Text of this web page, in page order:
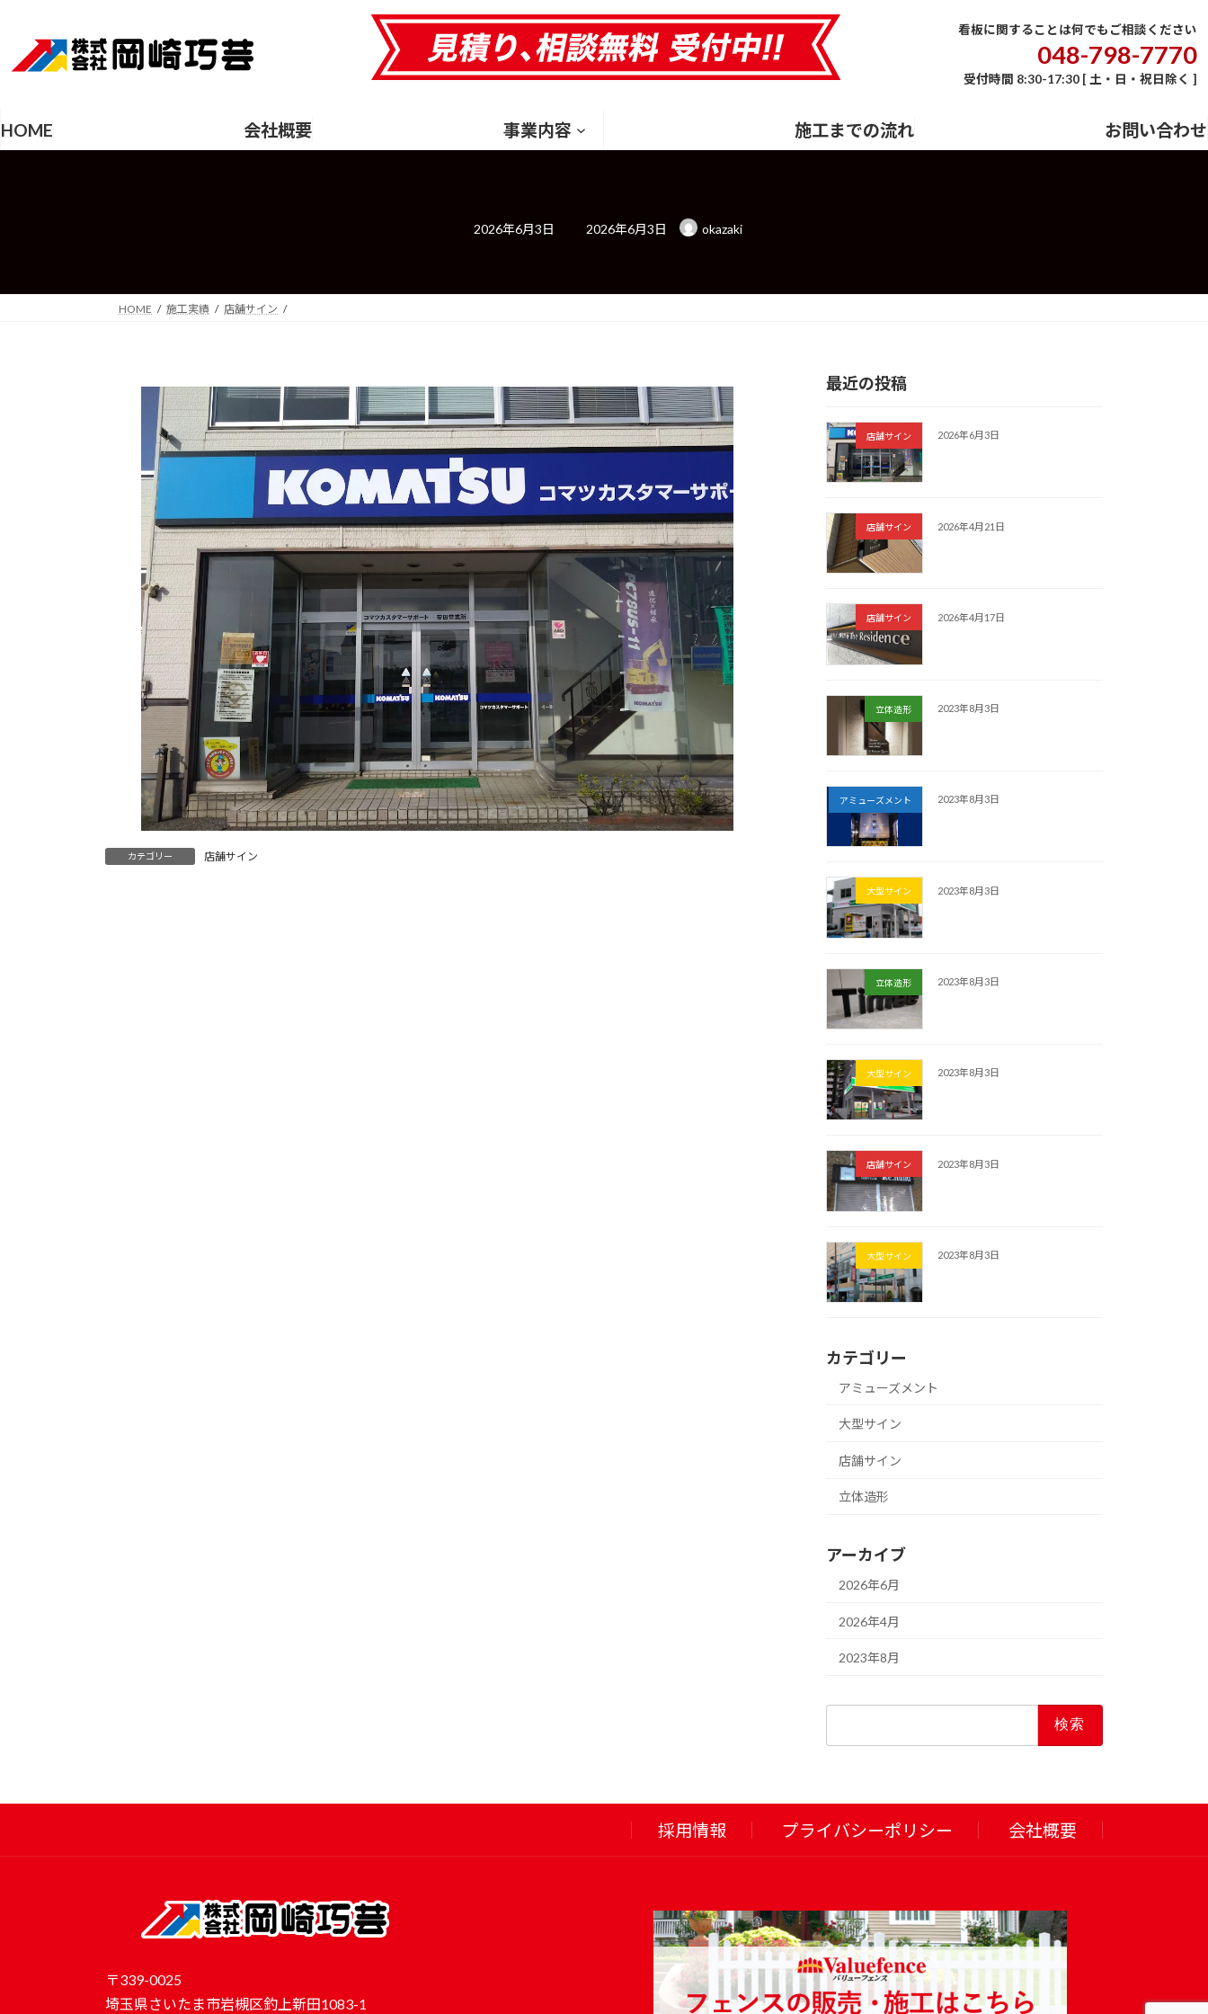
ン
ス
ー
ン
看板に関することは何でもご相談ください
048-798-7770
受付時間 8:30-17:30 [ 土・日・祝日除く ]
HOME 会社概要 事業内容 施工までの流れ お問い合わせ
HOME会社概要 施工までの流れ お問い合わせ
2026年6月3日
終
:
2026年6月3日 okazaki
HOME 施工実績 店舗サイン
カテゴリー 店舗サイン
最近の投稿
店舗サイン 2026年6月3日
店舗サイン 2026年4月21日
店舗サイン 2026年4月17日
立体造形 2023年8月3日
アミューズメント 2023年8月3日
大型サイン 2023年8月3日
立体造形 2023年8月3日
大型サイン 2023年8月3日
店舗サイン 2023年8月3日
大型サイン 2023年8月3日
カテゴリー
アミューズメント
大型サイン
店舗サイン
立体造形
アーカイブ
2026年6月
2026年4月
2023年8月
採用情報 プライバシーポリシー 会社概要
〒339-0025
埼玉県さいたま市岩槻区釣上新田1083-1